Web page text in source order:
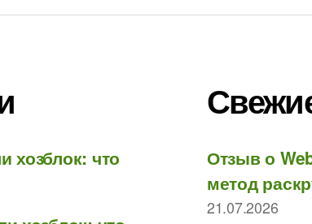
хозблок: что
Отзыв о
метод
21.07.2026